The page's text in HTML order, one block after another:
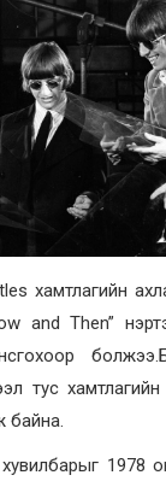
хамтлагийн
and Then”
тус хамтлагийн
байна.